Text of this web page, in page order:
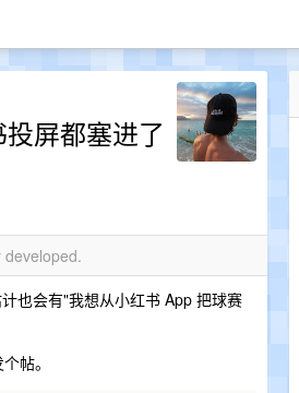
屏都塞进了
也会有"我想从小红书 App 把球赛
帖。